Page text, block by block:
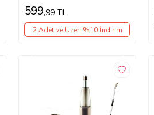
599,99 TL
2 Adet ve Üzeri %10 İndirim